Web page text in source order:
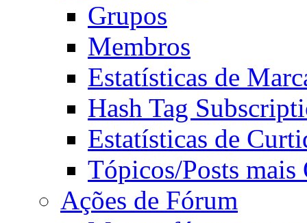
Grupos
Membros
Estatísticas de
Hash Tag
Estatísticas de
Tópicos/Posts mais
Ações de Fórum